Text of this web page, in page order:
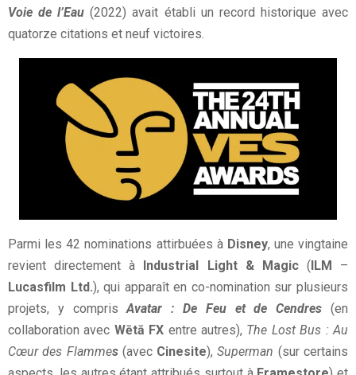
Voie de l’Eau (2022) avait établi un record historique avec
quatorze citations et neuf victoires.
Parmi les 42 nominations attirbuées à Disney, une vingtaine
revient directement à Industrial Light & Magic(ILM –
Lucasfilm Ltd.), qui apparaît en co-nomination sur plusieurs
projets, y comprisAvatar : De Feu et de Cendres (en
collaboration avec Wētā FX entre autres), The Lost Bus : Au
Cœur des Flammes(avec Cinesite),Superman (sur certains